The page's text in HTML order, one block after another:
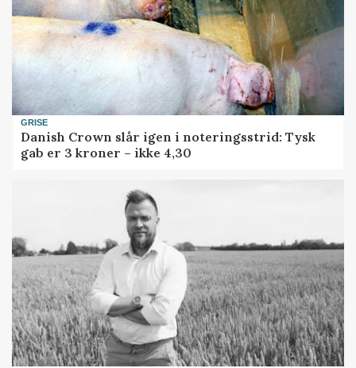
GRISE
Danish Crown slår igen i noteringsstrid: Tysk
gab er 3 kroner – ikke 4,30